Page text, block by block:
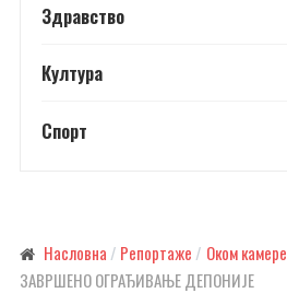
Здравство
Култура
Спорт
Насловна Репортаже
Оком камере
ЗАВРШЕНО ОГРАЂИВАЊЕ ДЕПОНИЈЕ